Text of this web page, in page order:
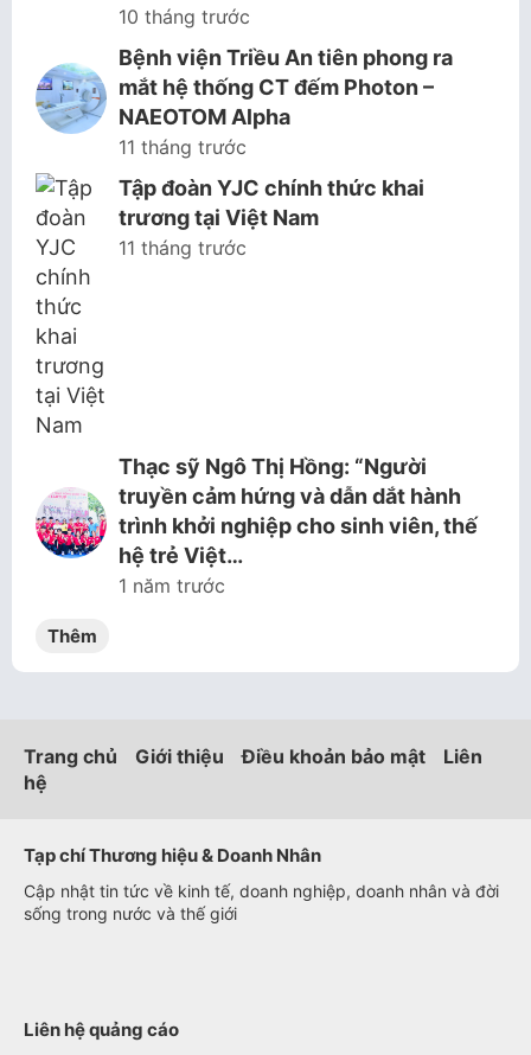
10 tháng trước
Bệnh viện Triều An tiên phong ra
mắt hệ thống CT đếm Photon –
NAEOTOM Alpha
11 tháng trước
Tập đoàn YJC chính thức khai
trương tại Việt Nam
11 tháng trước
Thạc sỹ Ngô Thị Hồng: “Người
truyền cảm hứng và dẫn dắt hành
trình khởi nghiệp cho sinh viên, thế
hệ trẻ Việt…
1 năm trước
Thêm
Trang chủ Giới thiệu Điều khoản bảo mật
Liên
hệ
Tạp chí Thương hiệu & Doanh Nhân
Cập nhật tin tức về kinh tế, doanh nghiệp, doanh nhân và đời
sống trong nước và thế giới
Liên hệ quảng cáo